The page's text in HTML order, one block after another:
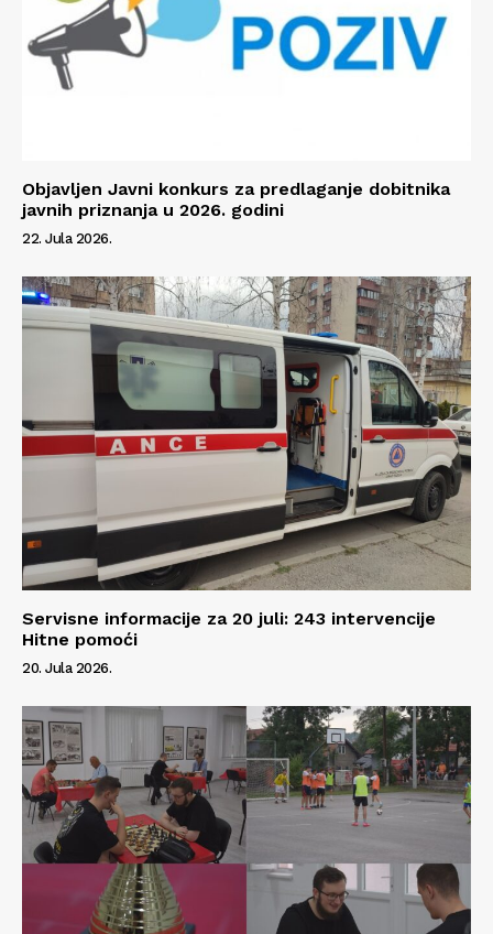
Info
Kontakt
Impressum
Objavljen Javni konkurs za predlaganje dobitnika
javnih priznanja u 2026. godini
22. Jula 2026.
Servisne informacije za 20 juli: 243 intervencije
Hitne pomoći
20. Jula 2026.